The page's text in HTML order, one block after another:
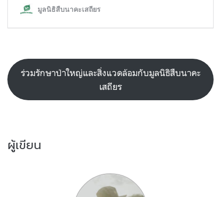
ร่วมรักษาป่าใหญ่และสิ่งแวดล้อมกับมูลนิธิสืบนาคะ
เสถียร
ผู้เขียน